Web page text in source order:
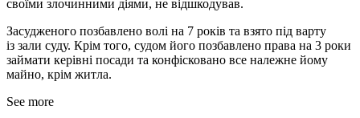
своїми злочинними діями, не відшкодував.
Засудженого позбавлено волі на 7 років та взято під варту
із зали суду. Крім того, судом його позбавлено права на 3 роки
займати керівні посади та конфісковано все належне йому
майно, крім житла.
See more